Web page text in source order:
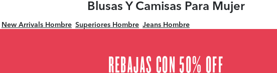
Blusas Y Camisas Para Mujer
New Arrivals Hombre Superiores Hombre Jeans Hombre
REBAJAS CON 50% OFF